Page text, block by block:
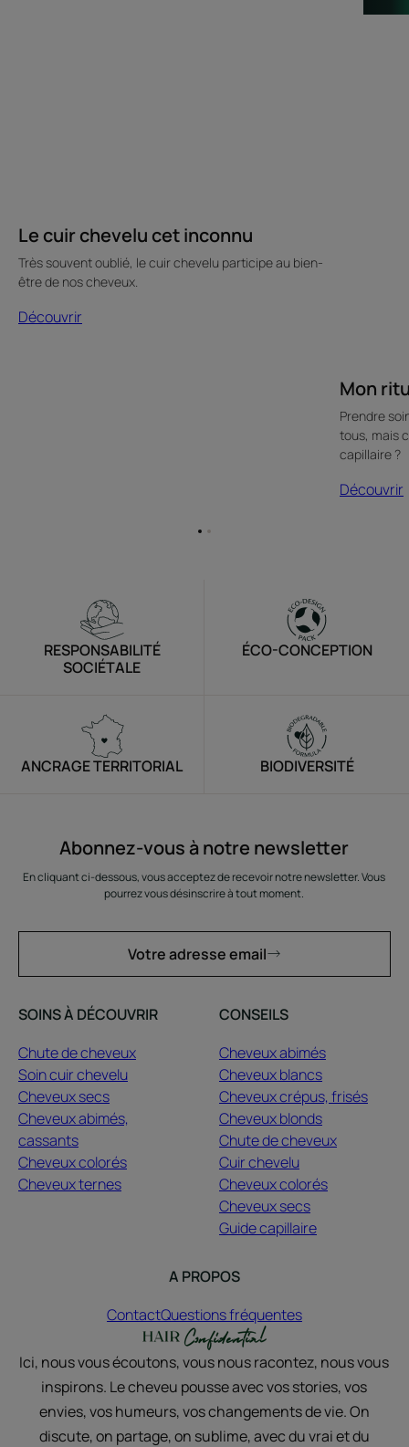
Le cuir chevelu cet inconnu
Très souvent oublié, le cuir chevelu participe au bien-
être de nos cheveux.
Découvrir
Mon
Mon
Prendre
tous, mais
capillaire ?
Découvrir
AllerAller
RESPONSABILITÉ
SOCIÉTALE
ÉCO-CONCEPTION
ANCRAGE TERRITORIAL BIODIVERSITÉ
Abonnez-vous à notre newsletter
En cliquant ci-dessous, vous acceptez de recevoir notre newsletter. Vous
pourrez vous désinscrire à tout moment.
Votre adresse email
SOINS À DÉCOUVRIR
Chute de cheveux
Soin cuir chevelu
Cheveux secs
Cheveux abimés,
cassants
Cheveux colorés
Cheveux ternes
CONSEILS
Cheveux abimés
Cheveux blancs
Cheveux crépus, frisés
Cheveux blonds
Chute de cheveux
Cuir chevelu
Cheveux colorés
Cheveux secs
Guide capillaire
A PROPOS
ContactQuestions fréquentes
Ici, nous vous écoutons, vous nous racontez, nous vous
inspirons. Le cheveu pousse avec vos stories, vos
envies, vos humeurs, vos changements de vie. On
discute, on partage, on sublime, avec du vrai et du